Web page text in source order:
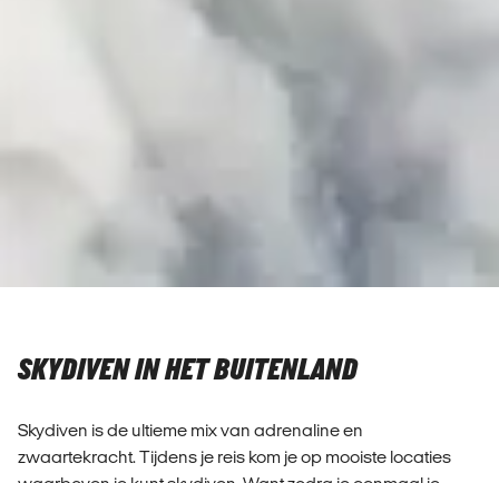
SKYDIVEN IN HET BUITENLAND
Skydiven is de ultieme mix van adrenaline en
zwaartekracht. Tijdens je reis kom je op mooiste locaties